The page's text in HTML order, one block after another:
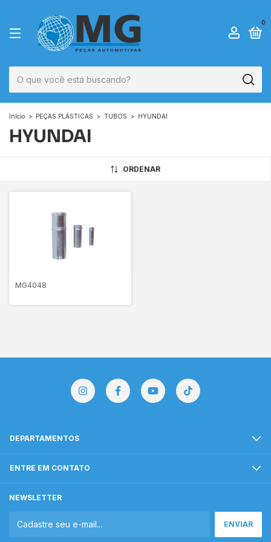
0
Início > PEÇAS PLÁSTICAS > TUBOS > HYUNDAI
HYUNDAI
ORDENAR
MG4048
DEPARTAMENTOS
ENTRE EM CONTATO
NEWSLETTER